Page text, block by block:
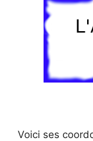
Voici ses